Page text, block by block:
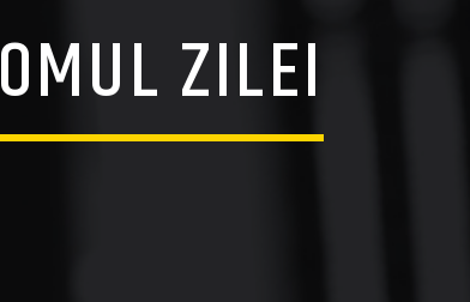
OMUL ZILEI